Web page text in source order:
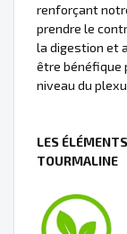
renforçant
prendre le
la digestion et
être bénéfique
niveau du
LES
TOURMALINE